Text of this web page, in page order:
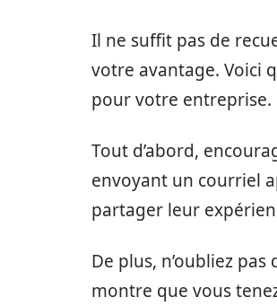
Il ne suffit pas de
votre avantage. Voici
pour votre entreprise.
Tout d’abord,
envoyant un courriel
partager leur
De plus, n’oubliez
montre que vous